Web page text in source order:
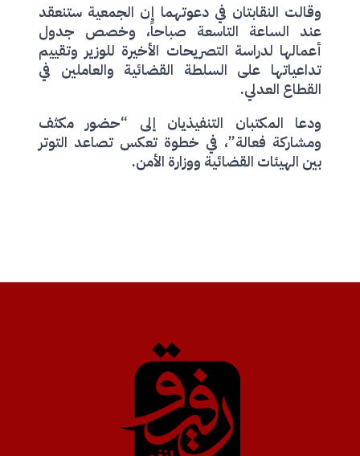
وقالت النقابتان في دعوتهما إن الجمعية ستنعقد
عند الساعة التاسعة صباحاً، وخصص جدول
أعمالها لدراسة التصريحات الأخيرة للوزير وتقييم
تداعياتها على السلطة القضائية والعاملين في
القطاع العدلي.
ودعا المكتبان التنفيذيان إلى “حضور مكثف
ومشاركة فعالة”، في خطوة تعكس تصاعد التوتر
بين الهيئات القضائية ووزارة الأمن.